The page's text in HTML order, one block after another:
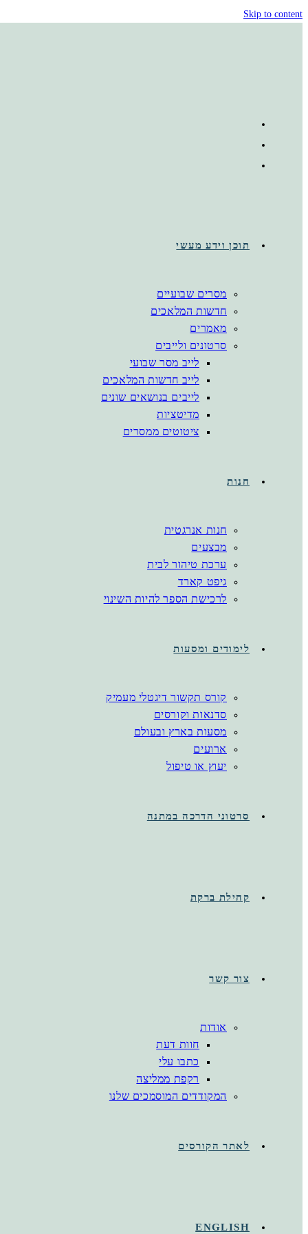
Skip to content
תוכן וידע מעשי
מסרים שבועיים
חדשות המלאכים
מאמרים
סרטונים ולייבים
לייב מסר שבועי
לייב חדשות המלאכים
לייבים בנושאים שונים
מדיטציות
ציטוטים ממסרים
חנות
חנות אנרגטית
מבצעים
ערכת טיהור לבית
גיפט קארד
לרכישת הספר להיות השינוי
לימודים ומסעות
קורס תקשור דיגטלי מעמיק
סדנאות וקורסים
מסעות בארץ ובעולם
ארועים
יעוץ או טיפול
סרטוני הדרכה במתנה
קהילת ברקת
צור קשר
אודות
חוות דעת
כתבו עלי
רקפת ממליצה
המקודדים המוסמכים שלנו
לאתר הקורסים
ENGLISH